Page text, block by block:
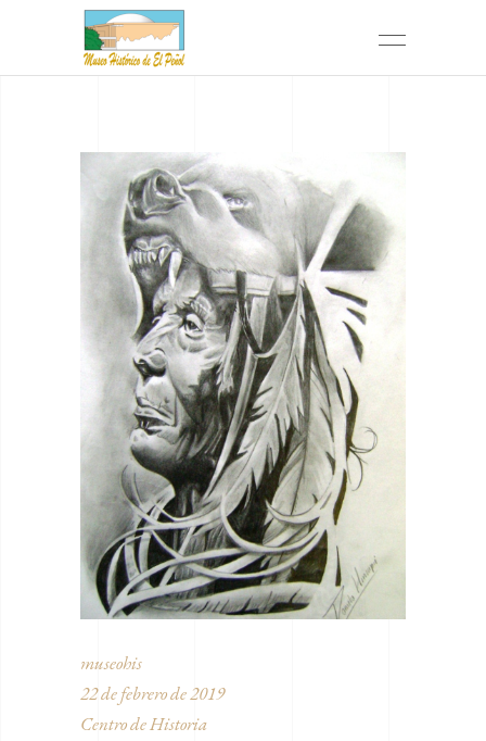
museohis
22 de febrero de 2019
Centro de Historia